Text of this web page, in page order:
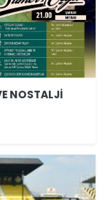
NOSTALJİ